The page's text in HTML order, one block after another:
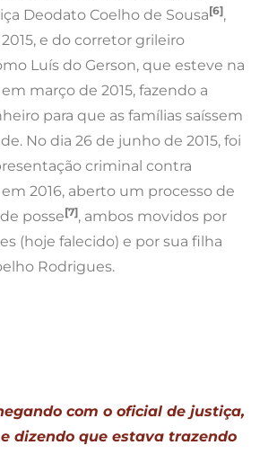
Deodato Coelho de Sousa[6],
e do corretor grileiro
Luís do Gerson, que esteve na
março de 2015, fazendo a
para que as famílias saíssem
No dia 26 de junho de 2015, foi
criminal contra
2016, aberto um processo de
posse[7], ambos movidos por
(hoje falecido) e por sua filha
Rodrigues.
com o oficial de justiça,
dizendo que estava trazendo